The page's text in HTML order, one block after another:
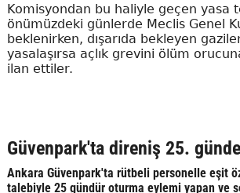
Komisyondan bu haliyle geçen yasa
önümüzdeki günlerde Meclis Genel
beklenirken, dışarıda bekleyen
yasalaşırsa açlık grevini ölüm
ilan ettiler.
Güvenpark'ta direniş 25. günde
Ankara Güvenpark'ta rütbeli personelle eşit
talebiyle 25 gündür oturma eylemi yapan ve